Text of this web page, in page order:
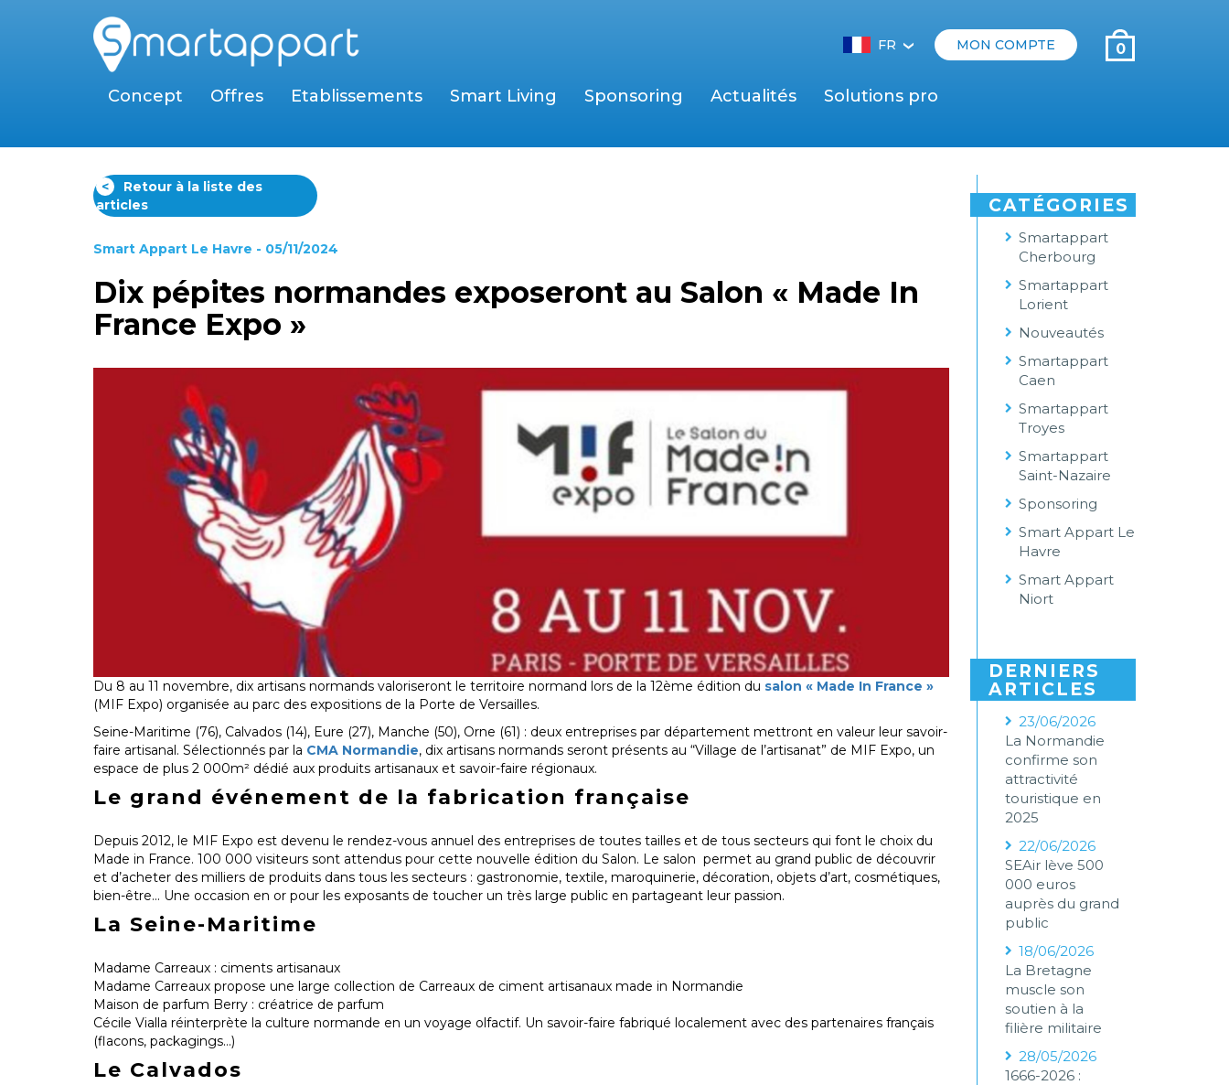
FR‹ MON COMPTE 0
Concept Offres Etablissements Smart Living Sponsoring Actualités Solutions pro
<
Retour à la liste des
articles
Smart Appart Le Havre - 05/11/2024
Dix pépites normandes exposeront au Salon « Made In
France Expo »
Du 8 au 11 novembre, dix artisans normands valoriseront le territoire normand lors de la 12ème édition du salon « Made In France »
(MIF Expo) organisée au parc des expositions de la Porte de Versailles.
Seine-Maritime (76), Calvados (14), Eure (27), Manche (50), Orne (61) : deux entreprises par département mettront en valeur leur savoir-
faire artisanal. Sélectionnés par la CMA Normandie, dix artisans normands seront présents au “Village de l’artisanat” de MIF Expo, un
espace de plus 2 000m² dédié aux produits artisanaux et savoir-faire régionaux.
Le grand événement de la fabrication française
Depuis 2012, le MIF Expo est devenu le rendez-vous annuel des entreprises de toutes tailles et de tous secteurs qui font le choix du
Made in France. 100 000 visiteurs sont attendus pour cette nouvelle édition du Salon. Le salon permet au grand public de découvrir
et d’acheter des milliers de produits dans tous les secteurs : gastronomie, textile, maroquinerie, décoration, objets d’art, cosmétiques,
bien-être... Une occasion en or pour les exposants de toucher un très large public en partageant leur passion.
La Seine-Maritime
Madame Carreaux : ciments artisanaux
Madame Carreaux propose une large collection de Carreaux de ciment artisanaux made in Normandie
Maison de parfum Berry : créatrice de parfum
Cécile Vialla réinterprète la culture normande en un voyage olfactif. Un savoir-faire fabriqué localement avec des partenaires français
(flacons, packagings…)
Le Calvados
CATÉGORIES
Smartappart
Cherbourg
Smartappart
Lorient
Nouveautés
Smartappart
Caen
Smartappart
Troyes
Smartappart
Saint-Nazaire
Sponsoring
Smart Appart Le
Havre
Smart Appart
Niort
DERNIERS
ARTICLES
23/06/2026
La Normandie
confirme son
attractivité
touristique en
2025
22/06/2026
SEAir lève 500
000 euros
auprès du grand
public
18/06/2026
La Bretagne
muscle son
soutien à la
filière militaire
28/05/2026
1666-2026 :